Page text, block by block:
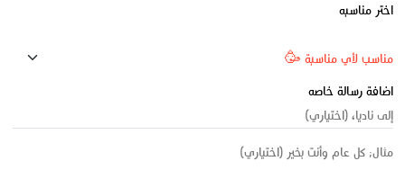
اختر مناسبه
اضافة رسالة خاصه